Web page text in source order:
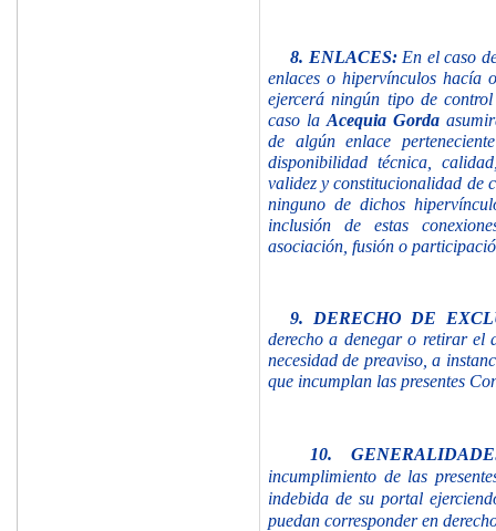
8. ENLACES: En el caso
enlaces o hipervínculos hacía
ejercerá ningún tipo de
caso la Acequia Gorda
de algún enlace
disponibilidad técnica,
validez y constitucionalidad de
ninguno de dichos
inclusión de estas
asociación, fusión o
9. DERECHO DE
derecho a denegar o retirar el
necesidad de preaviso, a
que incumplan las presentes
10.
incumplimiento de las
indebida de su portal
puedan corresponder en